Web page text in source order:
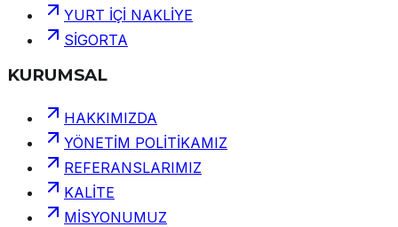
YURT İÇİ NAKLİYE
SİGORTA
KURUMSAL
HAKKIMIZDA
YÖNETİM POLİTİKAMIZ
REFERANSLARIMIZ
KALİTE
MİSYONUMUZ